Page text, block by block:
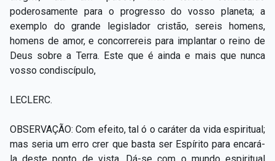
poderosamente para o progresso do vosso planeta; a
exemplo do grande legislador cristão, sereis homens,
homens de amor, e concorrereis para implantar o reino de
Deus sobre a Terra. Este que é ainda e mais que nunca
vosso condiscípulo,
LECLERC.
OBSERVAÇÃO: Com efeito, tal ó o caráter da vida espiritual;
mas seria um erro crer que basta ser Espírito para encará-